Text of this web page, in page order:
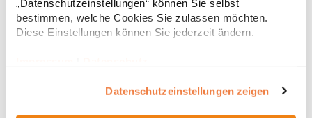
„Datenschutzeinstellungen“ können Sie selbst
bestimmen, welche Cookies Sie zulassen möchten.
Diese Einstellungen können Sie jederzeit ändern.
Datenschutzeinstellungen zeigen
E-Mail: info@promodoro.de